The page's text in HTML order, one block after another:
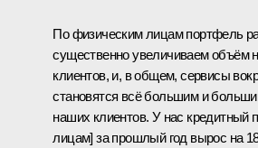
По физическим лицам портфель
существенно увеличиваем объём
клиентов, и, в общем, сервисы
становятся всё большим и
наших клиентов. У нас кредитный
лицам] за прошлый год вырос на